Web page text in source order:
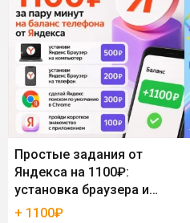
Простые задания от
Яндекса на 1100₽:
установка браузера и
поиск
+ 1100₽